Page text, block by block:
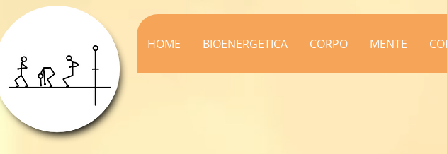
HOME BIOENERGETICA CORPO MENTE